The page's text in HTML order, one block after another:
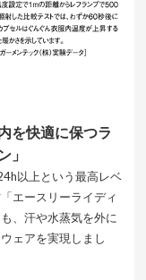
を快適に保つラ
」
以上という最高レベ
エースリーライディ
、汗や水蒸気を外に
ェアを実現しまし